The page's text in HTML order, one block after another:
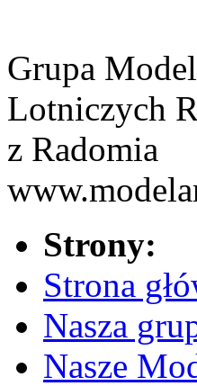
Grupa
Lotniczych
z Radomia
Strony:
Strona
Nasza
Nasze